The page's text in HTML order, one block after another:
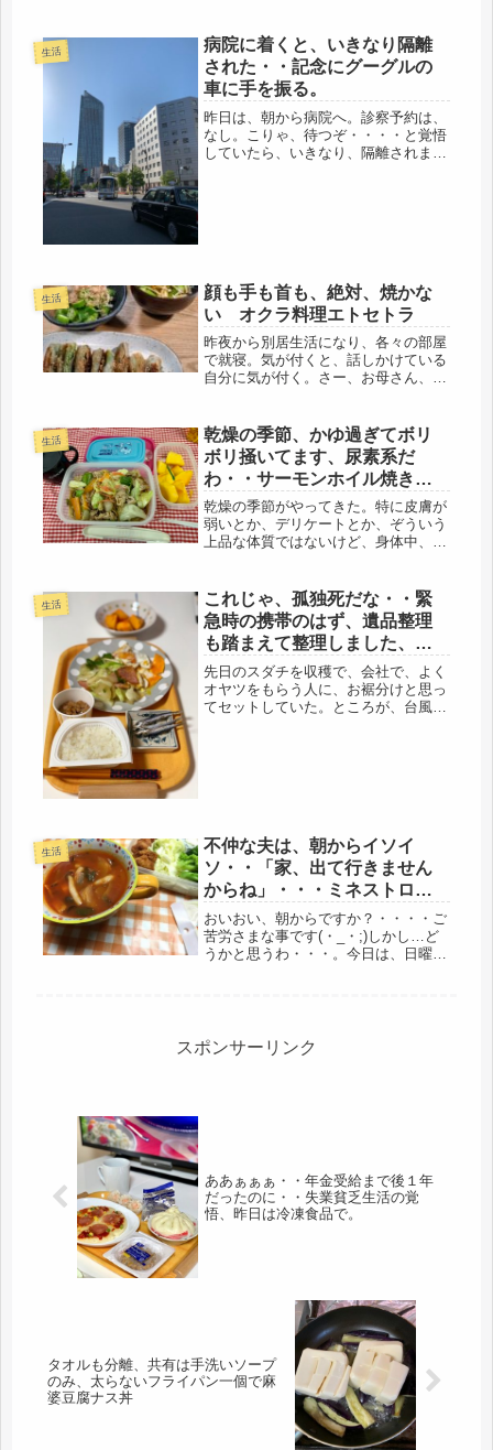
か、おすまし。シンプルなお雑煮で
す。柚子をのせたらいいのにね、庭の
端っ...
生活
病院に着くと、いきなり隔離
された・・記念にグーグルの
車に手を振る。
昨日は、朝から病院へ。診察予約は、
なし。こりゃ、待つぞ・・・・と覚悟
していたら、いきなり、隔離されまし
生活
顔も手も首も、絶対、焼かな
い オクラ料理エトセトラ
昨夜から別居生活になり、各々の部屋
で就寝。気が付くと、話しかけている
自分に気が付く。さー、お母さん、ネ
温など気になるので、何度も鳥部屋に
確認。いつでも会えるのだけど・・・
ヨ...
生活
乾燥の季節、かゆ過ぎてボリ
ボリ掻いてます、尿素系だ
わ・・サーモンホイル焼き・
ヤキソバ
乾燥の季節がやってきた。特に皮膚が
弱いとか、デリケートとか、ぞういう
上品な体質ではないけど、身体中、頭
ど、苦しまなかったけど、今年は、も
うかなり来ている。先日、階段、通
路、ち...
生活
これじゃ、孤独死だな・・緊
急時の携帯のはず、遺品整理
も踏まえて整理しました、ま
ずは下着(*´ω｀)
先日のスダチを収穫で、会社で、よく
オヤツをもらう人に、お裾分けと思っ
てセットしていた。ところが、台風で
生活
不仲な夫は、朝からイソイ
ソ・・「家、出て行きません
からね」・・・ミネストロー
ネ冷めないわ・・・母子弁
当・朝ごはん
おいおい、朝からですか？・・・・ご
苦労さまな事です(・_・;)しかし…ど
うかと思うわ・・・。今日は、日曜、
スポンサーリンク
ああぁぁぁ・・年金受給まで後１年
だったのに・・失業貧乏生活の覚
悟、昨日は冷凍食品で。
タオルも分離、共有は手洗いソープ
のみ、太らないフライパン一個で麻
婆豆腐ナス丼